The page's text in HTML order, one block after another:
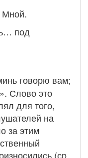
Мной.
под
говорю вам;
Слово это
для того,
на
за этим
(ср.